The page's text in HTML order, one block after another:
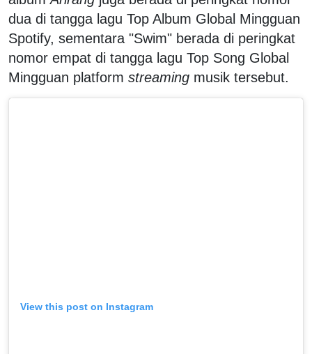
dua di tangga lagu Top Album Global Mingguan
Spotify, sementara "Swim" berada di peringkat
nomor empat di tangga lagu Top Song Global
Mingguan platform streaming musik tersebut.
View this post on Instagram